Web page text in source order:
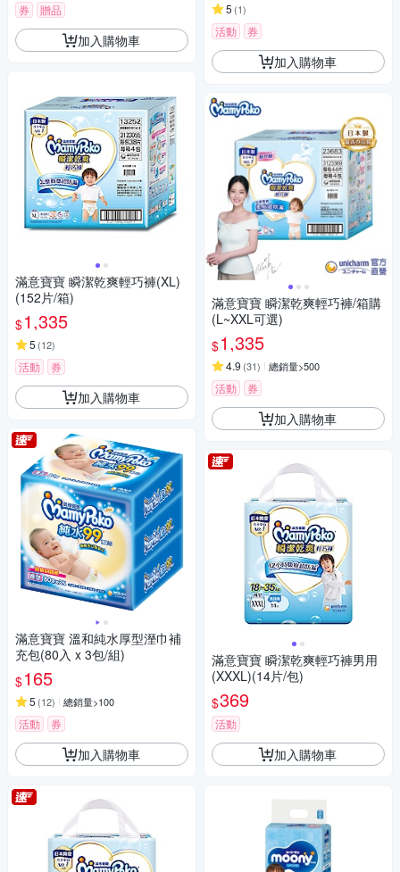
券 贈品
加入購物車
滿意寶寶 瞬潔乾爽輕巧褲(XL)
(152片/箱)
$1,335
5 (12)
活動 券
加入購物車
滿意寶寶 溫和純水厚型溼巾補
充包(80入 x 3包/組)
$165
5 (12) 總銷量>100
活動 券
加入購物車
5 (1)
活動 券
加入購物車
滿意寶寶 瞬潔乾爽輕巧褲/箱購
(L~XXL可選)
$1,335
4.9 (31) 總銷量>500
活動 券
加入購物車
滿意寶寶 瞬潔乾爽輕巧褲男用
(XXXL)(14片/包)
$369
活動
加入購物車